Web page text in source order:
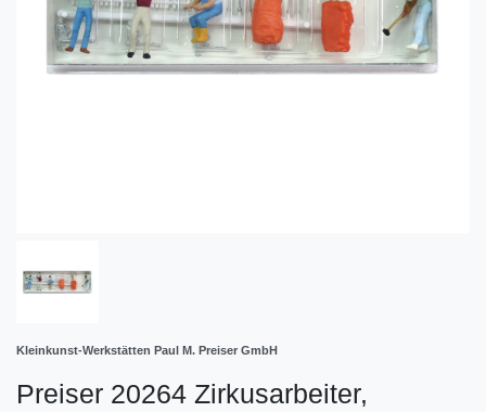
Kleinkunst-Werkstätten Paul M. Preiser GmbH
Preiser 20264 Zirkusarbeiter,